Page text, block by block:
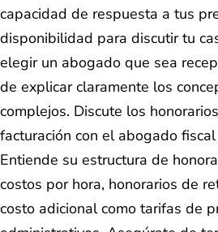
capacidad de respuesta a tus
disponibilidad para discutir tu
elegir un abogado que sea
de explicar claramente los
complejos. Discute los
facturación con el abogado
Entiende su estructura de
costos por hora, honorarios de
costo adicional como tarifas de